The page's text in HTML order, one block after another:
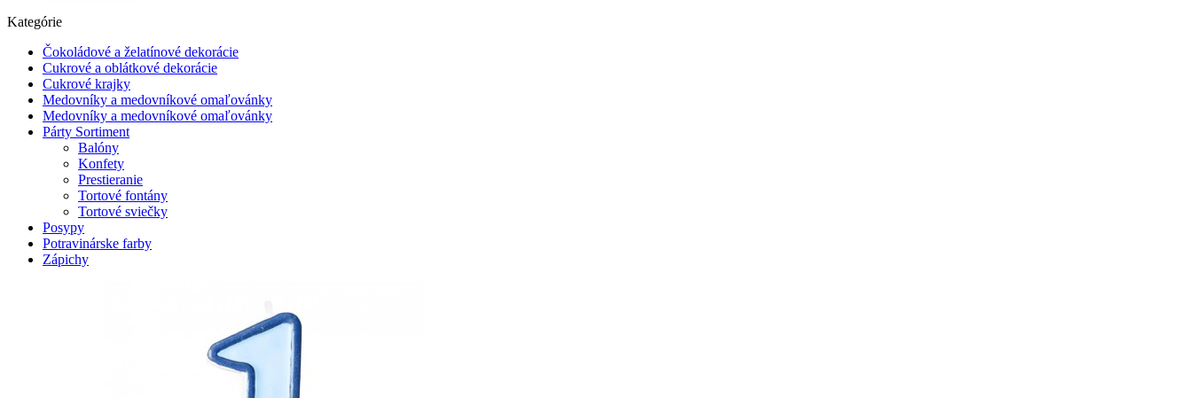
Kategórie
Čokoládové a želatínové dekorácie
Cukrové a oblátkové dekorácie
Cukrové krajky
Medovníky a medovníkové omaľovánky
Medovníky a medovníkové omaľovánky
Párty Sortiment
Balóny
Konfety
Prestieranie
Tortové fontány
Tortové sviečky
Posypy
Potravinárske farby
Zápichy